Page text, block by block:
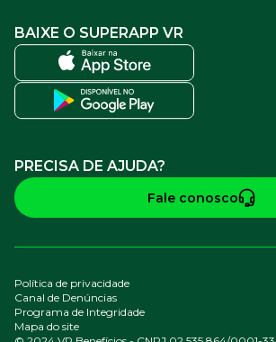
BAIXE O SUPERAPP VR
PRECISA DE AJUDA?
Fale conosco
Política de privacidade
Canal de Denúncias
Programa de Integridade
Mapa do site